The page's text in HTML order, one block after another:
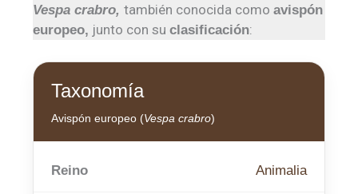
Vespa crabro,también conocida comoavispón
europeo, junto con suclasificación:
Taxonomía
Avispón europeo (Vespa crabro)
Reino Animalia